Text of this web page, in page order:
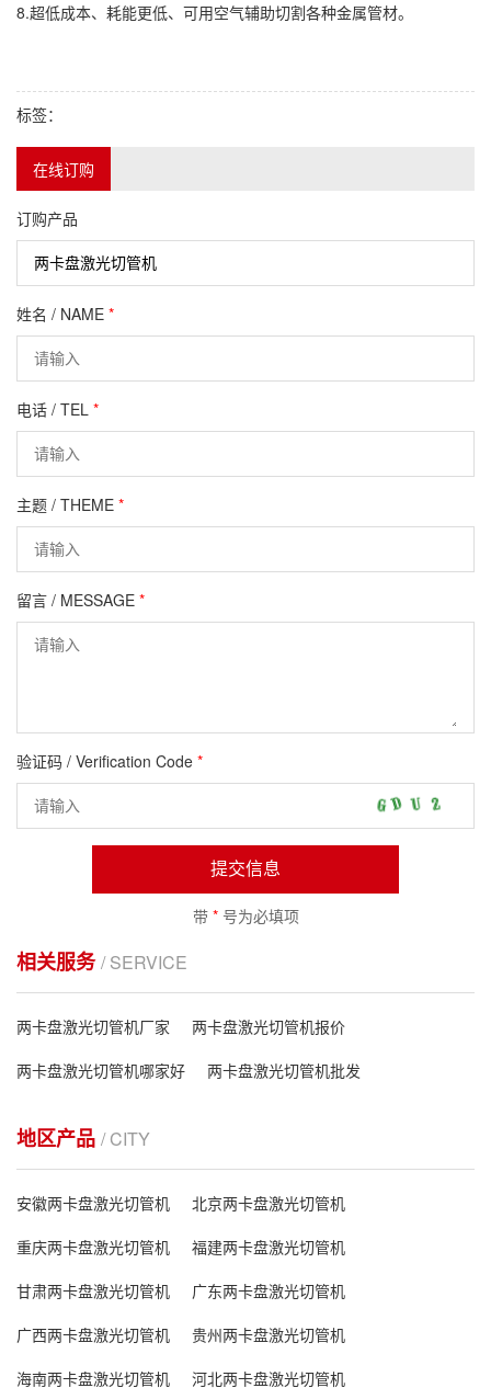
8.超低成本、耗能更低、可用空气辅助切割各种金属管材。
标签：
在线订购
订购产品
姓名 / NAME *
电话 / TEL *
主题 / THEME *
留言 / MESSAGE *
验证码 / Verification Code *
提交信息
带 *号为必填项
相关服务/ SERVICE
两卡盘激光切管机厂家
两卡盘激光切管机报价
两卡盘激光切管机哪家好
两卡盘激光切管机批发
地区产品 / CITY
安徽两卡盘激光切管机
北京两卡盘激光切管机
重庆两卡盘激光切管机
福建两卡盘激光切管机
甘肃两卡盘激光切管机
广东两卡盘激光切管机
广西两卡盘激光切管机
贵州两卡盘激光切管机
海南两卡盘激光切管机
河北两卡盘激光切管机